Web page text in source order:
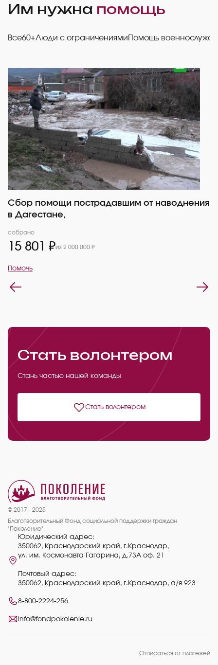
Им нужна помощь
Все60+Люди с ограничениями Помощь
Сбор помощи пострадавшим от наводнения
в Дагестане,
собрано
15 801 ₽из 2 000 000 ₽
Помочь
Стать волонтером
Стань частью нашей команды
Стать волонтером
© 2017 - 2025
Благотворительный Фонд социальной поддержки граждан
"Поколение"
Юридический адрес:
350062, Краснодарский край, г.Краснодар,
ул. им. Космонавта Гагарина, д.73А оф. 21
Почтовый адрес:
350062, Краснодарский край, г.Краснодар, а/я 923
8-800-2224-256
info@fondpokolenie.ru
Отписаться от платежей